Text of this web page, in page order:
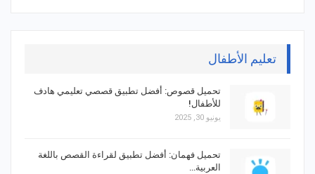
تعليم الأطفال
تحميل قصوص: أفضل تطبيق قصصي تعليمي هادف
للأطفال!
يونيو 30, 2025
تحميل فهمان: أفضل تطبيق لقراءة القصص باللغة
العربية…